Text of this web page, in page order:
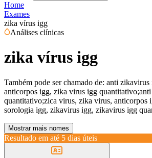
Home
Exames
zika vírus igg
Análises clínicas
zika vírus igg
Também pode ser chamado de: anti zikavirus
anticorpos igg, zika virus igg
quantitativo;zica virus, zika virus, anticorpos
sorologia igg, zikavirus igg, zikavirus igg
Mostrar mais nomes
Resultado em até 5 dias úteis